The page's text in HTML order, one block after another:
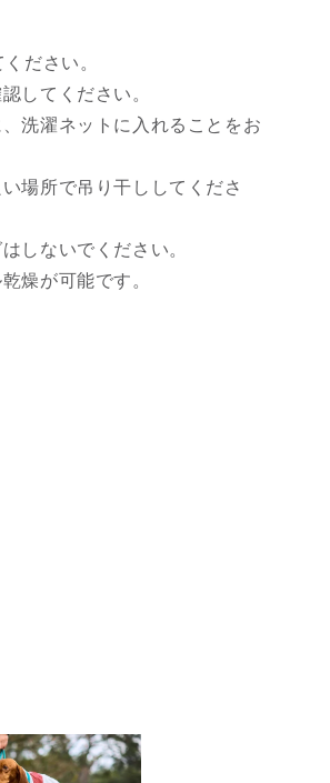
ださい。
してください。
洗濯ネットに入れることをお
場所で吊り干ししてくださ
しないでください。
燥が可能です。